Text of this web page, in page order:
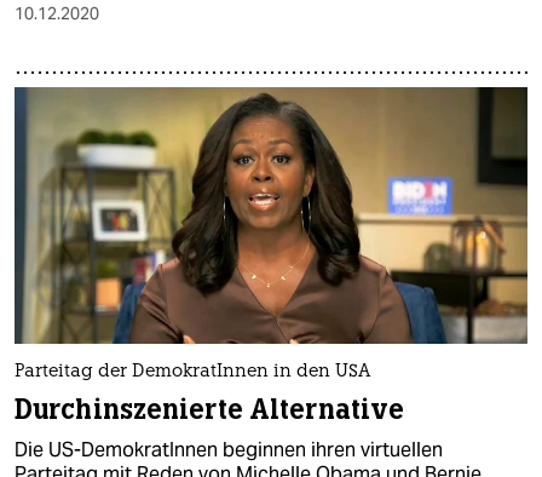
10.12.2020
Parteitag der DemokratInnen in den USA
Durchinszenierte Alternative
Die US-DemokratInnen beginnen ihren virtuellen